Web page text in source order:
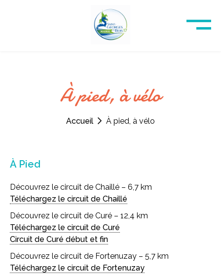
À pied, à vélo
Accueil À pied, à vélo
À Pied
Découvrez le circuit de Chaillé – 6,7 km
Téléchargez le circuit de Chaillé
Découvrez le circuit de Curé – 12,4 km
Téléchargez le circuit de Curé
Circuit de Curé début et fin
Découvrez le circuit de Fortenuzay – 5,7 km
Téléchargez le circuit de Fortenuzay